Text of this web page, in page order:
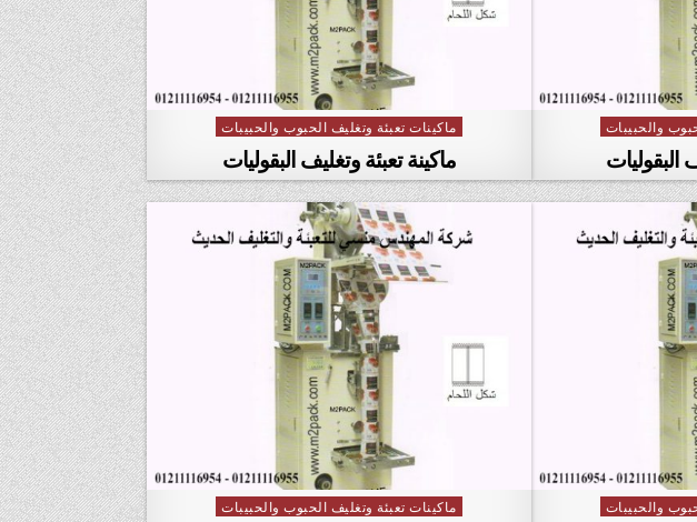
والحبيبات
البقوليات
Posted in
ماكينات تعبئة وتغليف الحبوب والحبيبات
ماكينة تعبئة وتغليف البقوليات
والحبيبات Posted in
ماكينات تعبئة وتغليف الحبوب والحبيبات